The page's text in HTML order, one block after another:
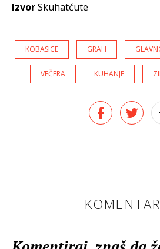
IzvorSkuhatćute
KOBASICE GRAH
VEČERA KUHANJE